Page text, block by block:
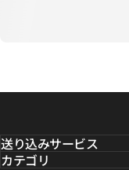
送り込みサービス
カテゴリ